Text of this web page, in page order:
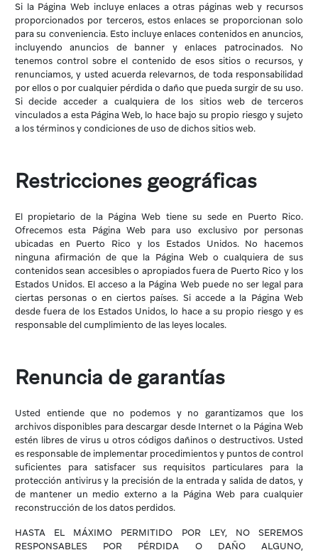
Si la Página Web incluye enlaces a otras páginas web y recursos
proporcionados por terceros, estos enlaces se proporcionan solo
para su conveniencia. Esto incluye enlaces contenidos en anuncios,
incluyendo anuncios de banner y enlaces patrocinados. No
tenemos control sobre el contenido de esos sitios o recursos, y
renunciamos, y usted acuerda relevarnos, de toda responsabilidad
por ellos o por cualquier pérdida o daño que pueda surgir de su uso.
Si decide acceder a cualquiera de los sitios web de terceros
vinculados a esta Página Web, lo hace bajo su propio riesgo y sujeto
a los términos y condiciones de uso de dichos sitios web.
Restricciones geográficas
El propietario de la Página Web tiene su sede en Puerto Rico.
Ofrecemos esta Página Web para uso exclusivo por personas
ubicadas en Puerto Rico y los Estados Unidos. No hacemos
ninguna afirmación de que la Página Web o cualquiera de sus
contenidos sean accesibles o apropiados fuera de Puerto Rico y los
Estados Unidos. El acceso a la Página Web puede no ser legal para
ciertas personas o en ciertos países. Si accede a la Página Web
desde fuera de los Estados Unidos, lo hace a su propio riesgo y es
responsable del cumplimiento de las leyes locales.
Renuncia de garantías
Usted entiende que no podemos y no garantizamos que los
archivos disponibles para descargar desde Internet o la Página Web
estén libres de virus u otros códigos dañinos o destructivos. Usted
es responsable de implementar procedimientos y puntos de control
suficientes para satisfacer sus requisitos particulares para la
protección antivirus y la precisión de la entrada y salida de datos, y
de mantener un medio externo a la Página Web para cualquier
reconstrucción de los datos perdidos.
HASTA EL MÁXIMO PERMITIDO POR LEY, NO SEREMOS
RESPONSABLES POR PÉRDIDA O DAÑO ALGUNO,